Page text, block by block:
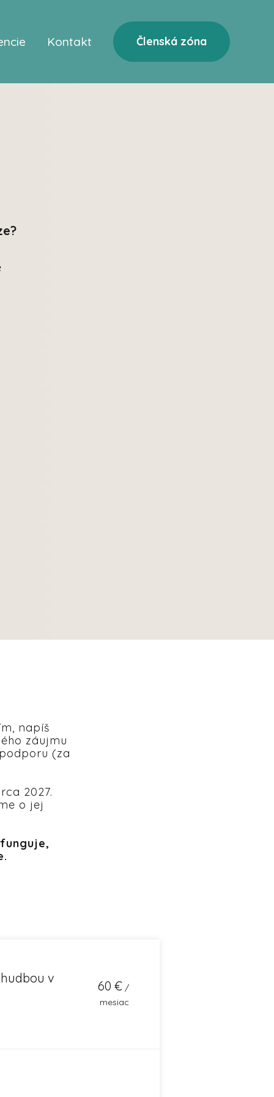
Kontakt Členská zóna
napíš
záujmu
(za
2027.
o jej
v
60 € /
mesiac